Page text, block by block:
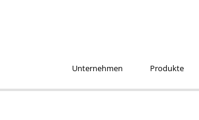
Unternehmen Produkte